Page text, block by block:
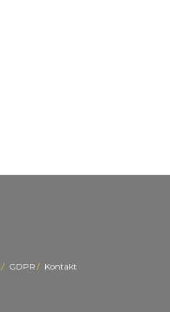
GDPR Kontakt